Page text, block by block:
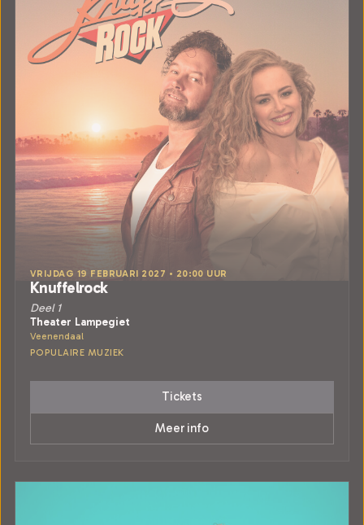
VRIJDAG 19 FEBRUARI 2027 • 20:00 UUR
Knuffelrock
Deel 1
Theater Lampegiet
Veenendaal
POPULAIRE MUZIEK
Tickets
Meer info